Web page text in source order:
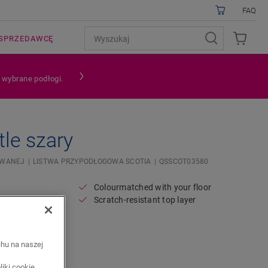
FAQ
podłogi.
szary
LISTWA PRZYPODŁOGOWA SCOTIA QSSCOT03580
Colourmatched with your floor
Scratch-resistant top layer
na naszej